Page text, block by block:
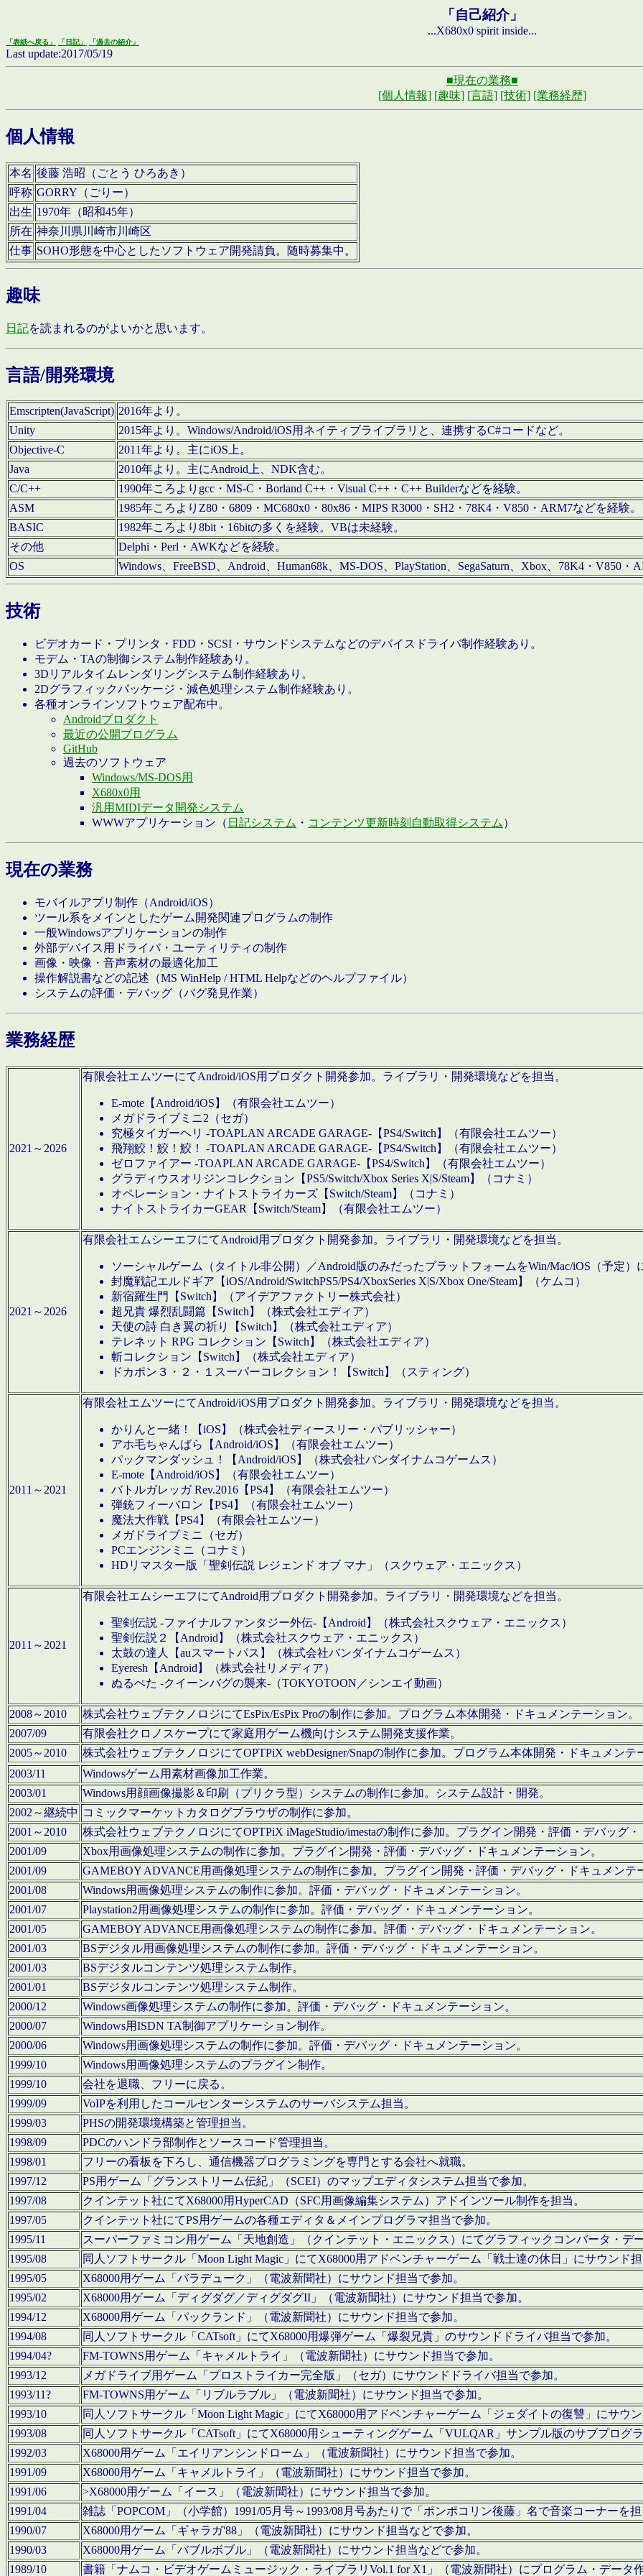
「自己紹介」
...X680x0 spirit inside...
「表紙へ戻る」 「日記」 「過去の紹介」
Last update:2017/05/19
■現在の業務■
[個人情報] [趣味] [言語] [技術] [業務経歴]
個人情報
本名 後藤 浩昭（ごとう ひろあき）
呼称 GORRY（ごりー）
出生 1970年（昭和45年）
所在 神奈川県川崎市川崎区
仕事 SOHO形態を中心としたソフトウェア開発請負。随時募集中。
趣味
日記を読まれるのがよいかと思います。
言語/開発環境
Emscripten(JavaScript) 2016年より。
Unity
2015年より。Windows/Android/iOS用ネイティブライブラリと、連携するC#コードなど。
Objective-C
2011年より。主にiOS上。
Java
2010年より。主にAndroid上、NDK含む。
C/C++
1990年ころよりgcc・MS-C・Borland C++・Visual C++・C++ Builderなどを経験。
ASM
1985年ころよりZ80・6809・MC680x0・80x86・MIPS R3000・SH2・78K4・V850・ARM7などを経験。
BASIC
1982年ころより8bit・16bitの多くを経験。VBは未経験。
その他
Delphi・Perl・AWKなどを経験。
OS
Windows、FreeBSD、Android、Human68k、MS-DOS、PlayStation、SegaSaturn、Xbox、78K4・V850・
技術
ビデオカード・プリンタ・FDD・SCSI・サウンドシステムなどのデバイスドライバ制作経験あり。
モデム・TAの制御システム制作経験あり。
3Dリアルタイムレンダリングシステム制作経験あり。
2Dグラフィックパッケージ・減色処理システム制作経験あり。
各種オンラインソフトウェア配布中。
Androidプロダクト
最近の公開プログラム
GitHub
過去のソフトウェア
Windows/MS-DOS用
X680x0用
汎用MIDIデータ開発システム
WWWアプリケーション（ 日記システム ・ コンテンツ更新時刻自動取得システム ）
現在の業務
モバイルアプリ制作（Android/iOS）
ツール系をメインとしたゲーム開発関連プログラムの制作
一般Windowsアプリケーションの制作
外部デバイス用ドライバ・ユーティリティの制作
画像・映像・音声素材の最適化加工
操作解説書などの記述（MS WinHelp / HTML Helpなどのヘルプファイル）
システムの評価・デバッグ（バグ発見作業）
業務経歴
2021～2026
有限会社エムツーにてAndroid/iOS用プロダクト開発参加。ライブラリ・開発環境などを担当。
E-mote【Android/iOS】（有限会社エムツー）
メガドライブミニ2（セガ）
究極タイガーヘリ -TOAPLAN ARCADE GARAGE-【PS4/Switch】（有限会社エムツー）
飛翔鮫！鮫！鮫！ -TOAPLAN ARCADE GARAGE-【PS4/Switch】（有限会社エムツー）
ゼロファイアー -TOAPLAN ARCADE GARAGE-【PS4/Switch】（有限会社エムツー）
グラディウスオリジンコレクション【PS5/Switch/Xbox Series X|S/Steam】（コナミ）
オペレーション・ナイトストライカーズ【Switch/Steam】（コナミ）
ナイトストライカーGEAR【Switch/Steam】（有限会社エムツー）
2021～2026
有限会社エムシーエフにてAndroid用プロダクト開発参加。ライブラリ・開発環境などを担当。
ソーシャルゲーム（タイトル非公開）／Android版のみだったプラットフォームをWin/Mac/iOS（予定）
封魔戦記エルドギア【iOS/Android/SwitchPS5/PS4/XboxSeries X|S/Xbox One/Steam】（ケムコ）
新宿羅生門【Switch】（アイデアファクトリー株式会社）
超兄貴 爆烈乱闘篇【Switch】（株式会社エディア）
天使の詩 白き翼の祈り【Switch】（株式会社エディア）
テレネット RPG コレクション【Switch】（株式会社エディア）
斬コレクション【Switch】（株式会社エディア）
ドカポン３・２・１スーパーコレクション！【Switch】（スティング）
2011～2021
有限会社エムツーにてAndroid/iOS用プロダクト開発参加。ライブラリ・開発環境などを担当。
かりんと一緒！【iOS】（株式会社ディースリー・パブリッシャー）
アホ毛ちゃんばら【Android/iOS】（有限会社エムツー）
パックマンダッシュ！【Android/iOS】（株式会社バンダイナムコゲームス）
E-mote【Android/iOS】（有限会社エムツー）
バトルガレッガ Rev.2016【PS4】（有限会社エムツー）
弾銃フィーバロン【PS4】（有限会社エムツー）
魔法大作戦【PS4】（有限会社エムツー）
メガドライブミニ（セガ）
PCエンジンミニ（コナミ）
HDリマスター版「聖剣伝説 レジェンド オブ マナ」（スクウェア・エニックス）
2011～2021
有限会社エムシーエフにてAndroid用プロダクト開発参加。ライブラリ・開発環境などを担当。
聖剣伝説 -ファイナルファンタジー外伝-【Android】（株式会社スクウェア・エニックス）
聖剣伝説２【Android】（株式会社スクウェア・エニックス）
太鼓の達人【auスマートパス】（株式会社バンダイナムコゲームス）
Eyeresh【Android】（株式会社リメディア）
ぬるぺた -クイーンバグの襲来-（TOKYOTOON／シンエイ動画）
2008～2010
株式会社ウェブテクノロジにてEsPix/EsPix Proの制作に参加。プログラム本体開発・ドキュメンテーション。
2007/09
有限会社クロノスケープにて家庭用ゲーム機向けシステム開発支援作業。
2005～2010
株式会社ウェブテクノロジにてOPTPiX webDesigner/Snapの制作に参加。プログラム本体開発・ドキュメンテ
2003/11
Windowsゲーム用素材画像加工作業。
2003/01
Windows用顔画像撮影＆印刷（プリクラ型）システムの制作に参加。システム設計・開発。
2002～継続中 コミックマーケットカタログブラウザの制作に参加。
2001～2010
株式会社ウェブテクノロジにてOPTPiX iMageStudio/imestaの制作に参加。プラグイン開発・評価・デバッグ
2001/09
Xbox用画像処理システムの制作に参加。プラグイン開発・評価・デバッグ・ドキュメンテーション。
2001/09
GAMEBOY ADVANCE用画像処理システムの制作に参加。プラグイン開発・評価・デバッグ・ドキュメンテ
2001/08
Windows用画像処理システムの制作に参加。評価・デバッグ・ドキュメンテーション。
2001/07
Playstation2用画像処理システムの制作に参加。評価・デバッグ・ドキュメンテーション。
2001/05
GAMEBOY ADVANCE用画像処理システムの制作に参加。評価・デバッグ・ドキュメンテーション。
2001/03
BSデジタル用画像処理システムの制作に参加。評価・デバッグ・ドキュメンテーション。
2001/03
BSデジタルコンテンツ処理システム制作。
2001/01
BSデジタルコンテンツ処理システム制作。
2000/12
Windows画像処理システムの制作に参加。評価・デバッグ・ドキュメンテーション。
2000/07
Windows用ISDN TA制御アプリケーション制作。
2000/06
Windows用画像処理システムの制作に参加。評価・デバッグ・ドキュメンテーション。
1999/10
Windows用画像処理システムのプラグイン制作。
1999/10
会社を退職、フリーに戻る。
1999/09
VoIPを利用したコールセンターシステムのサーバシステム担当。
1999/03
PHSの開発環境構築と管理担当。
1998/09
PDCのハンドラ部制作とソースコード管理担当。
1998/01
フリーの看板を下ろし、通信機器プログラミングを専門とする会社へ就職。
1997/12
PS用ゲーム「グランストリーム伝紀」（SCEI）のマップエディタシステム担当で参加。
1997/08
クインテット社にてX68000用HyperCAD（SFC用画像編集システム）アドインツール制作を担当。
1997/05
クインテット社にてPS用ゲームの各種エディタ＆メインプログラマ担当で参加。
1995/11
スーパーファミコン用ゲーム「天地創造」（クインテット・エニックス）にてグラフィックコンバータ・デ
1995/08
同人ソフトサークル「Moon Light Magic」にてX68000用アドベンチャーゲーム「戦士達の休日」にサウンド
1995/05
X68000用ゲーム「バラデューク」（電波新聞社）にサウンド担当で参加。
1995/02
X68000用ゲーム「ディグダグ／ディグダグII」（電波新聞社）にサウンド担当で参加。
1994/12
X68000用ゲーム「パックランド」（電波新聞社）にサウンド担当で参加。
1994/08
同人ソフトサークル「CATsoft」にてX68000用爆弾ゲーム「爆裂兄貴」のサウンドドライバ担当で参加。
1994/04?
FM-TOWNS用ゲーム「キャメルトライ」（電波新聞社）にサウンド担当で参加。
1993/12
メガドライブ用ゲーム「プロストライカー完全版」（セガ）にサウンドドライバ担当で参加。
1993/11?
FM-TOWNS用ゲーム「リブルラブル」（電波新聞社）にサウンド担当で参加。
1993/10
同人ソフトサークル「Moon Light Magic」にてX68000用アドベンチャーゲーム「ジェダイトの復讐」にサウ
1993/08
同人ソフトサークル「CATsoft」にてX68000用シューティングゲーム「VULQAR」サンプル版のサブプログ
1992/03
X68000用ゲーム「エイリアンシンドローム」（電波新聞社）にサウンド担当で参加。
1991/09
X68000用ゲーム「キャメルトライ」（電波新聞社）にサウンド担当で参加。
1991/06
>X68000用ゲーム「イース」（電波新聞社）にサウンド担当で参加。
1991/04
雑誌「POPCOM」（小学館）1991/05月号～1993/08月号あたりで「ポンポコリン後藤」名で音楽コーナーを
1990/07
X68000用ゲーム「ギャラガ'88」（電波新聞社）にサウンド担当などで参加。
1990/03
X68000用ゲーム「バブルボブル」（電波新聞社）にサウンド担当などで参加。
1989/10
書籍「ナムコ・ビデオゲームミュージック・ライブラリVol.1 for X1」（電波新聞社）にプログラム・データ